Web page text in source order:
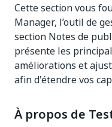
Cette section vous
Manager, l’outil de
section Notes de
présente les
améliorations et
afin d'étendre vos
À propos de